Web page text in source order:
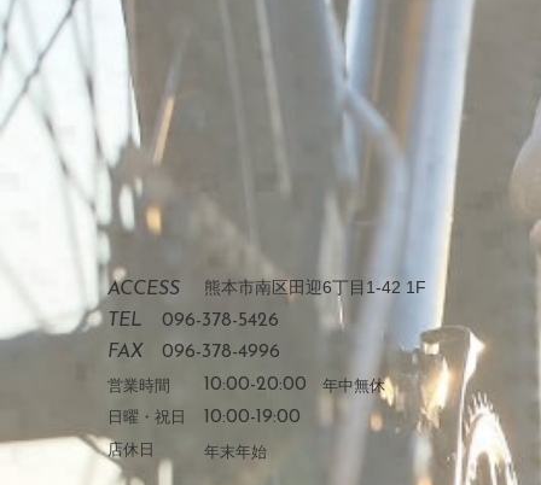
ACCESS 熊本市南区田迎6丁目1-42 1F
TEL
096-378-5426
FAX
096-378-4996
営業時間 10:00-20:00 年中無休
日曜・祝日
10:00-19:00
店休日 年末年始